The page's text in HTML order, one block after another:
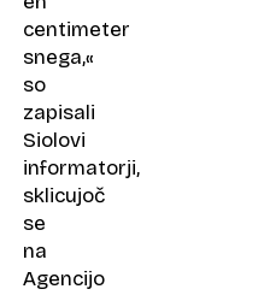
centimeter
snega,«
so
zapisali
Siolovi
informatorji,
sklicujoč
se
na
Agencijo